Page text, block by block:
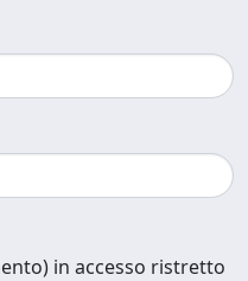
in accesso ristretto